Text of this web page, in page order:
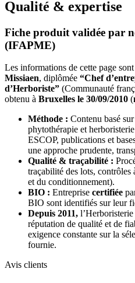
Qualité & expertise
Fiche produit validée par
(IFAPME)
Les informations de cette page
Missiaen, diplômée “Chef
d’Herboriste” (Communauté
obtenu à Bruxelles le 30/09/2010 (
Méthode : Contenu basé
phytothérapie et
ESCOP, publications et
une approche prudente,
Qualité & traçabilité :
traçabilité des lots, contrôles
et du conditionnement).
BIO : Entreprise certifiée
BIO sont identifiés sur leur
Depuis 2011,
réputation de qualité et de
exigence constante sur la
fournie.
Avis clients